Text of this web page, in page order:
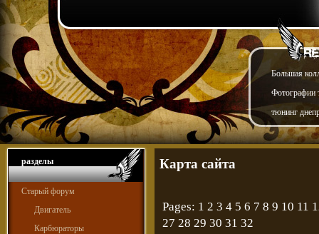
Большая
Фотографии
тюнинг
разделы
Старый форум
Двигатель
Карбюраторы
Карта сайта
Pages: 1 2 3 4 5 6 7 8 9 10 11
27 28 29 30 31 32